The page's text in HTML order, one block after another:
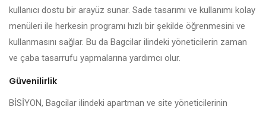
kullanıcı dostu bir arayüz sunar. Sade tasarımı ve kullanımı kolay
menüleri ile herkesin programı hızlı bir şekilde öğrenmesini ve
kullanmasını sağlar. Bu da Bagcilar ilindeki yöneticilerin zaman
ve çaba tasarrufu yapmalarına yardımcı olur.
Güvenilirlik
BİSİYON, Bagcilar ilindeki apartman ve site yöneticilerinin